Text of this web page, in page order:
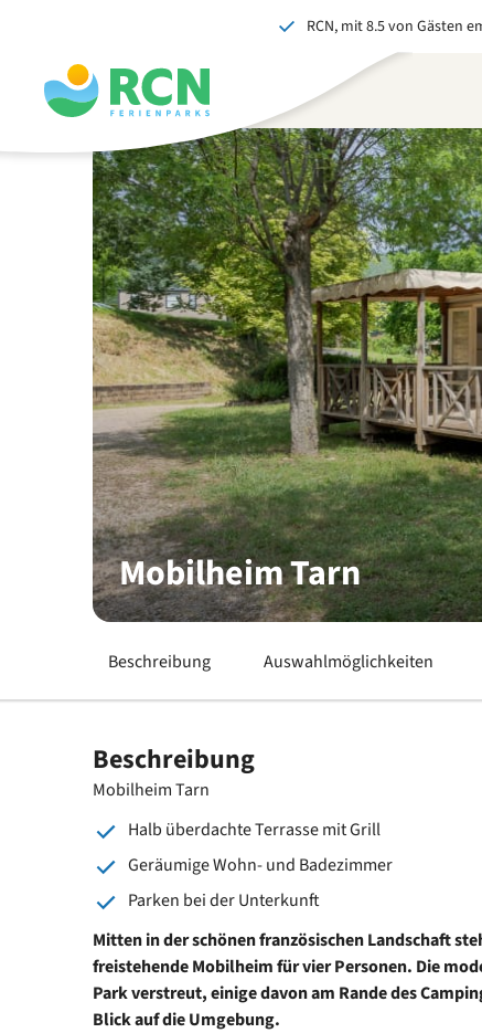
springen
springen
springen
springen
RCN, mit 8.5 von Gästen
Mobilheim Tarn
Beschreibung Auswahlmöglichkeiten
Beschreibung
Mobilheim Tarn
Halb überdachte Terrasse mit Grill
Geräumige Wohn- und Badezimmer
Parken bei der Unterkunft
Mitten in der schönen französischen Landschaft
freistehende Mobilheim für vier Personen. Die
Park verstreut, einige davon am Rande des
Blick auf die Umgebung.